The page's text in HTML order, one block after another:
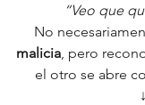
“Veo que
No
malicia, pero
el otro se abre
↓